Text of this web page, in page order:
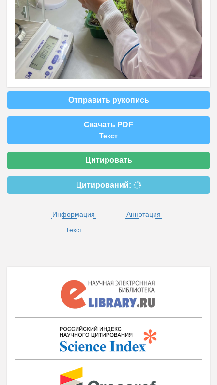
Отправить рукопись
Скачать PDF
Текст
Цитировать
Цитирований:
Информация
Аннотация
Текст